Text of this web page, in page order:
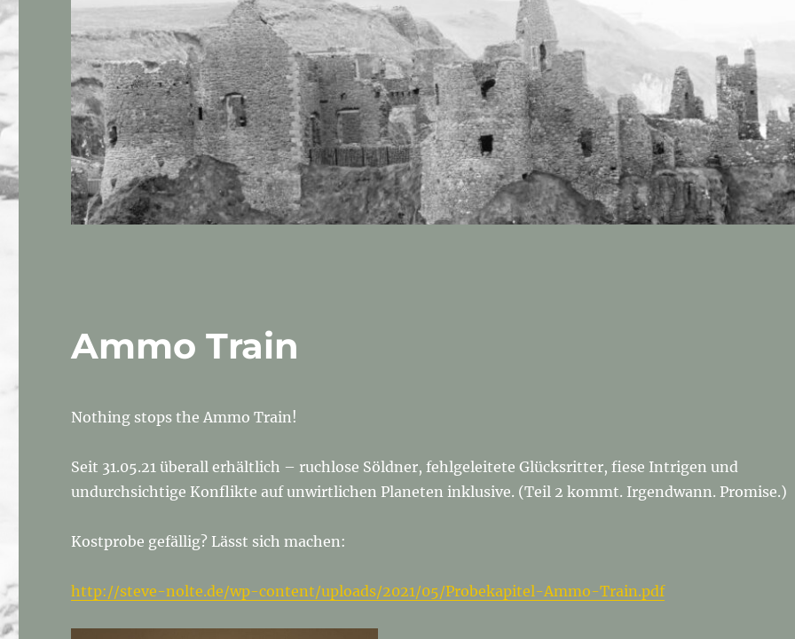
Ammo Train
Nothing stops the Ammo Train!
Seit 31.05.21 überall erhältlich – ruchlose Söldner, fehlgeleitete Glücksritter, fiese Intrigen und
undurchsichtige Konflikte auf unwirtlichen Planeten inklusive. (Teil 2 kommt. Irgendwann. Promise.)
Kostprobe gefällig? Lässt sich machen:
http://steve-nolte.de/wp-content/uploads/2021/05/Probekapitel-Ammo-Train.pdf